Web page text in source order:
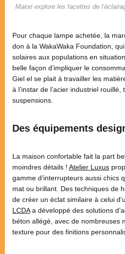
Maiori explore les facettes de
Pour chaque lampe achetée, la
don à la WakaWaka Foundation,
solaires aux populations en
belle façon d’impliquer le
Giel el se plait à travailler les
à l’instar de l’acier industriel
suspensions.
Des équipements
La maison confortable fait la part
moindres détails ! Atelier Luxus
gamme d’interrupteurs aussi chics
mat ou brillant. Des techniques de
de créer un éclat similaire à celui
LCDAa développé des solutions
béton allégé, avec de nombreuses
texture pour des finitions